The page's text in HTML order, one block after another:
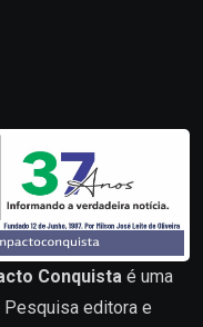
Conquista é uma
editora e